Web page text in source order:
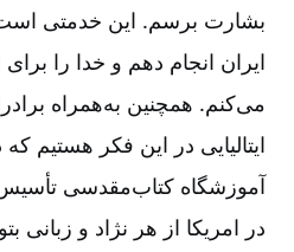
بشارت برسم. این خدمتی است
ایران انجام دهم و خدا را
می‌‌کنم. همچنین به‌‌همراه
ایتالیایی در این فکر هستیم
آموزشگاه کتاب‌‌مقدسی تأسیس
در امریکا از هر نژاد و زبانی